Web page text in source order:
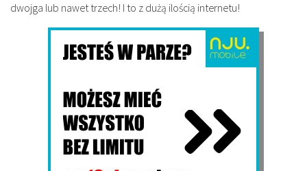
dwojga lub nawet trzech! I to z dużą ilością internetu!